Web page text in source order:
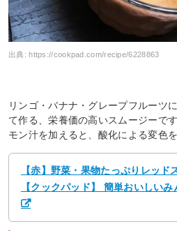
出典:https://cookpad.com/recipe/6228863
リンゴ・バナナ・グレープフルーツ
て作る、栄養価の高いスムージーで
モン汁を加えると、酸化による変色
【赤】野菜・果物たっぷりレッ
【クックパッド】 簡単おいしい